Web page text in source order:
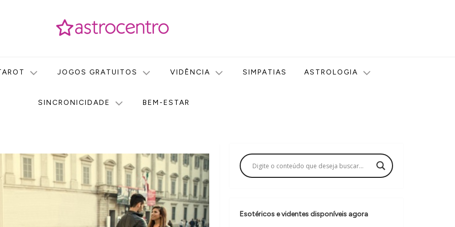
JOGOS GRATUITOS VIDÊNCIA SIMPATIAS ASTROLOGIA
SINCRONICIDADE BEM-ESTAR
Esotéricos e videntes disponíveis agora